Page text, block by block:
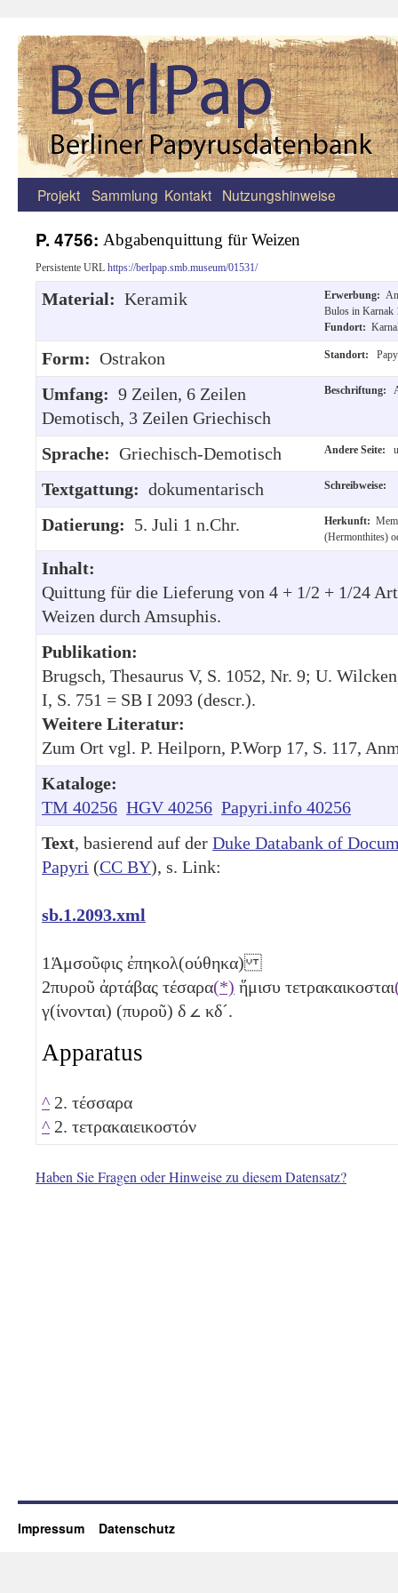
Zum
springen
Projekt Sammlung Kontakt Nutzungshinweise
P. 4756: Abgabenquittung für Weizen
Persistente URL https://berlpap.smb.museum/01531/
Material: Keramik Erwerbung:
Bulos in Karnak
Fundort:
Form: Ostrakon Standort:
Umfang: 9 Zeilen, 6 Zeilen
Demotisch, 3 Zeilen Griechisch
Beschriftung:
Sprache: Griechisch-Demotisch Andere Seite:
Textgattung: dokumentarisch Schreibweise:
Datierung: 5. Juli 1 n.Chr. Herkunft:
(Hermonthites)
Inhalt:
Quittung für die Lieferung von 4 + 1/2 + 1/24
Weizen durch Amsuphis.
Publikation:
Brugsch, Thesaurus V, S. 1052, Nr. 9; U.
I, S. 751 = SB I 2093 (descr.).
Weitere Literatur:
Zum Ort vgl. P. Heilporn, P.Worp 17, S. 117,
Kataloge:
TM 40256 HGV 40256 Papyri.info 40256
Text, basierend auf der Duke Databank of
Papyri (CC BY), s. Link:
sb.1.2093.xml
1Ἁμσοῦφις ἐπηκολ(ούθηκα)
2πυροῦ ἀρτάβας τέσαρα(*) ἥμισυ τετρακαικοσται
γ(ίνονται) (πυροῦ) δ 𐅵 κδ´.
Apparatus
^ 2. τέσσαρα
^ 2. τετρακαιεικοστόν
Haben Sie Fragen oder Hinweise zu diesem Datensatz?
Impressum Datenschutz